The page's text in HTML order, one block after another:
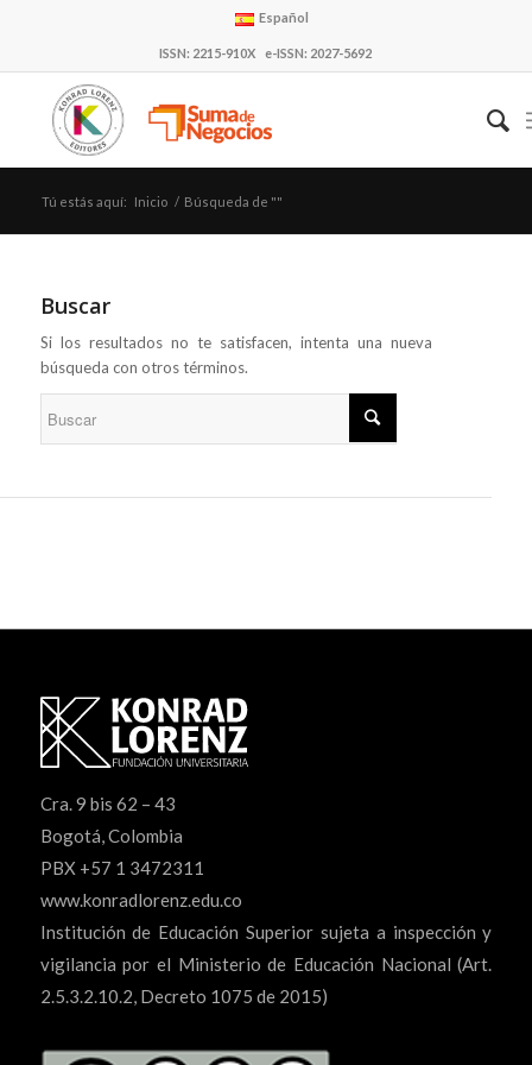
Español
ISSN: 2215-910X e-ISSN: 2027-5692
Tú estás aquí: Inicio / Búsqueda de ""
Buscar
Si los resultados no te satisfacen, intenta una nueva
búsqueda con otros términos.
Cra. 9 bis 62 – 43
Bogotá, Colombia
PBX +57 1 3472311
www.konradlorenz.edu.co
Institución de Educación Superior sujeta a inspección y
vigilancia por el Ministerio de Educación Nacional (Art.
2.5.3.2.10.2, Decreto 1075 de 2015)